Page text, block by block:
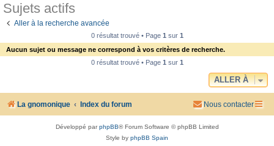
h
Sujets actifs
Aller à la recherche avancée
0 résultat trouvé • Page 1sur 1
Aucun sujet ou message ne correspond à vos critères de recherche.
0 résultat trouvé • Page 1sur 1
ALLER À
La gnomonique Index du forum Nous contacter
Développé parphpBB® Forum Software © phpBB Limited
Style by phpBB Spain